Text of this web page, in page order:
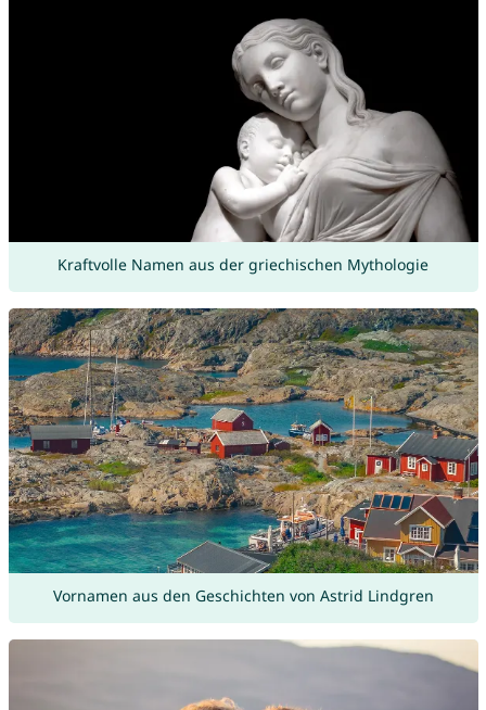
Kraftvolle Namen aus der griechischen Mythologie
Vornamen aus den Geschichten von Astrid Lindgren